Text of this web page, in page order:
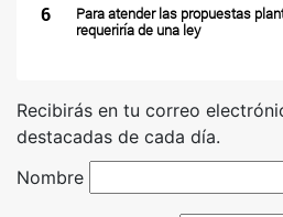
6
Para atender las propuestas
requeriría de una ley
Recibirás en tu correo
destacadas de cada día.
Nombre